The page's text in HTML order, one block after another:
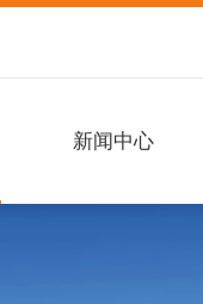
新闻中心